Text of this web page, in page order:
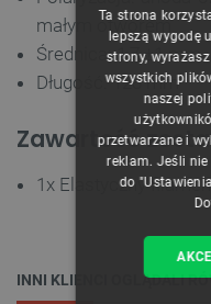
małym otworem
Średnica: 1,7 ±1 mm
Długość: 128 mm
Zawartość
1x Elastyczny
INNI KLIENCI OGLĄDALI
Ta strona
lepszą wygodę
strony,
wszystkich
naszej
przetwarzane i
reklam. Jeśli
do